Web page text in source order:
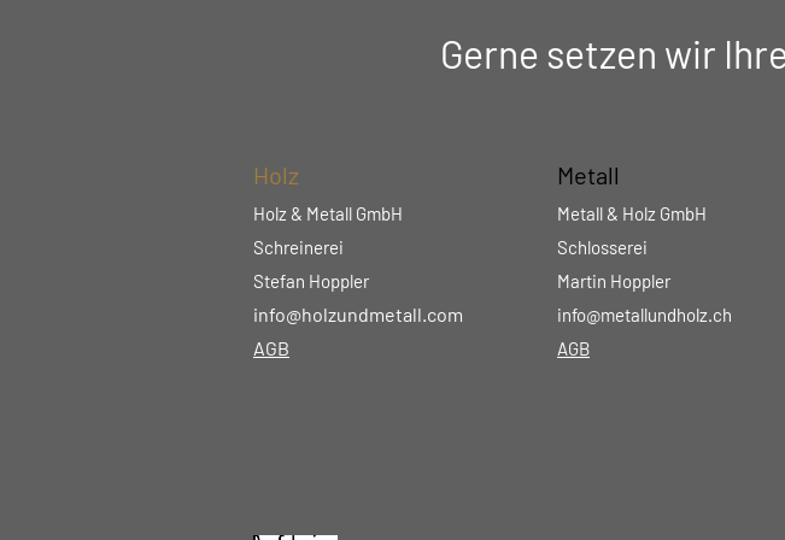
Gerne setzen wir
Holz
Holz & Metall GmbH
Schreinerei
Stefan Hoppler
info@holzundmetall.com
AGB
Metall
Metall & Holz GmbH
Schlosserei
Martin Hoppler
info@metallundholz.ch
AGB